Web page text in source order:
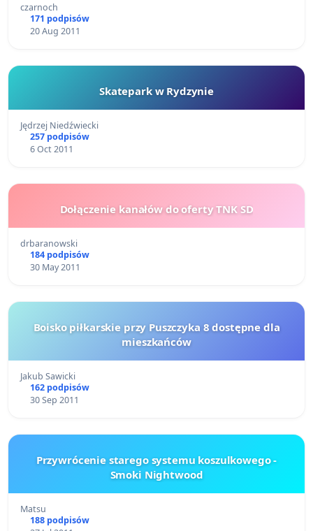
czarnoch
171 podpisów
20 Aug 2011
Skatepark w Rydzynie
Jędrzej Niedźwiecki
257 podpisów
6 Oct 2011
Dołączenie kanałów do oferty TNK SD
drbaranowski
184 podpisów
30 May 2011
Boisko piłkarskie przy Puszczyka 8 dostępne dla
mieszkańców
Jakub Sawicki
162 podpisów
30 Sep 2011
Przywrócenie starego systemu koszulkowego -
Smoki Nightwood
Matsu
188 podpisów